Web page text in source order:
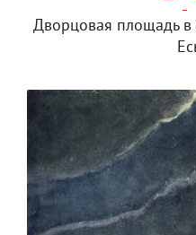
Дворцовая площадь в